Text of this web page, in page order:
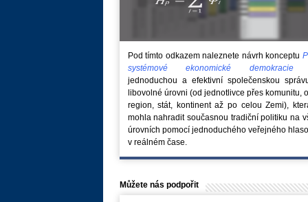
Pod tímto odkazem naleznete návrh konceptu
systémové ekonomické
jednoduchou a efektivní společenskou
libovolné úrovni (od jednotlivce přes komunitu,
region, stát, kontinent až po celou Zemi),
mohla nahradit současnou tradiční politiku na
úrovních pomocí jednoduchého veřejného
v reálném čase.
Můžete nás podpořit